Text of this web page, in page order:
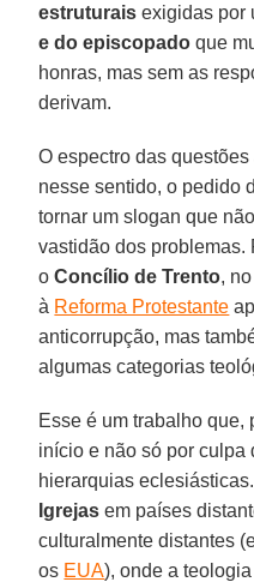
estruturais exigidas por
e do episcopado que
honras, mas sem as
derivam.
O espectro das
nesse sentido, o pedido
tornar um slogan que
vastidão dos problemas.
oConcílio de Trento,
à Reforma Protestante
anticorrupção, mas
algumas categorias
Esse é um trabalho que,
início e não só por culpa
hierarquias
Igrejas em países
culturalmente distantes
os EUA), onde a